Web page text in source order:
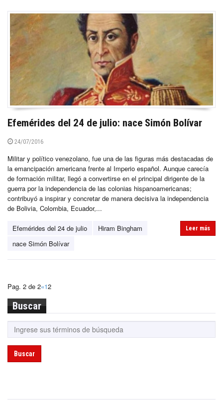
Efemérides del 24 de julio: nace Simón Bolívar
24/07/2016
Militar y político venezolano, fue una de las figuras más destacadas de
la emancipación americana frente al Imperio español. Aunque carecía
de formación militar, llegó a convertirse en el principal dirigente de la
guerra por la independencia de las colonias hispanoamericanas;
contribuyó a inspirar y concretar de manera decisiva la independencia
de Bolivia, Colombia, Ecuador,...
Efemérides del 24 de julio
Hiram Bingham
nace Simón Bolívar
Leer más
Pag. 2 de 2«12
Buscar
Buscar